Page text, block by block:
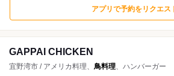
アプリで予約をリクエス
GAPPAI CHICKEN
宜野湾市 / アメリカ料理、 鳥料理、ハンバーガー